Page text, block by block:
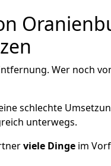
Wer noch
schlechte
unterwegs.
viele Dinge im